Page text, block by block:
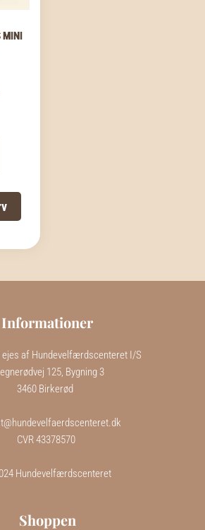
MINI
Informationer
ejes af Hundevelfærdscenteret I/S
125, Bygning 3
3460 Birkerød
CVR 43378570
Hundevelfærdscenteret
Shoppen